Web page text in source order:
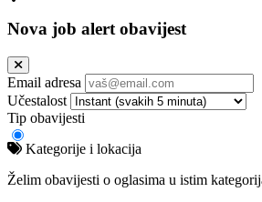
Nova job alert obavijest
Email adresa
Učestalost
Tip obavijesti
Kategorije i lokacija
Želim obavijesti o oglasima u istim